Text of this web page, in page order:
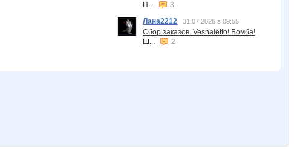
П...
3
Лана2212
31.07.2026 в 09:55
Сбор заказов. Vesnaletto! Бомба!
Ш...
2